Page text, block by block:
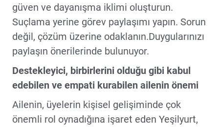
güven ve dayanışma iklimi oluşturun.
Suçlama yerine görev paylaşımı yapın. Sorun
değil, çözüm üzerine odaklanın.Duygularınızı
paylaşın önerilerinde bulunuyor.
Destekleyici, birbirlerini olduğu gibi kabul
edebilen ve empati kurabilen ailenin önemi
Ailenin, üyelerin kişisel gelişiminde çok
önemli rol oynadığına işaret eden Yeşilyurt,